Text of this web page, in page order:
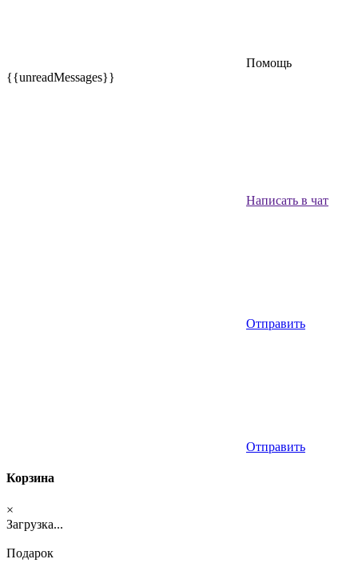
Помощь
{{unreadMessages}}
Написать в чат
Отправить
Отправить
Корзина
×
Загрузка...
Подарок